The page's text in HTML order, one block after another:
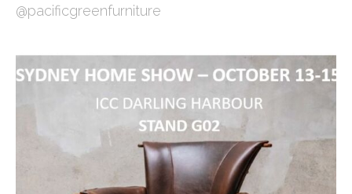
@pacificgreenfurniture